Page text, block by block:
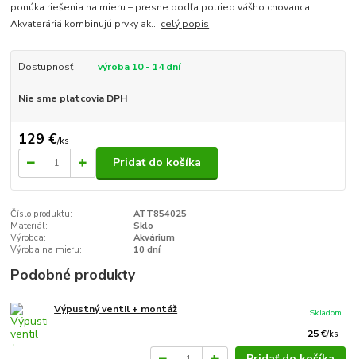
ponúka riešenia na mieru – presne podľa potrieb vášho chovanca.
Akvateráriá kombinujú prvky ak... celý popis
Dostupnosť výroba 10 - 14 dní
Nie sme platcovia DPH
129 €/ks
Pridať do košíka
Číslo produktu:
ATT854025
Materiál:
Sklo
Výrobca:
Akvárium
Výroba na mieru:
10 dní
Podobné produkty
Výpustný ventil + montáž
25 €/ks
Skladom